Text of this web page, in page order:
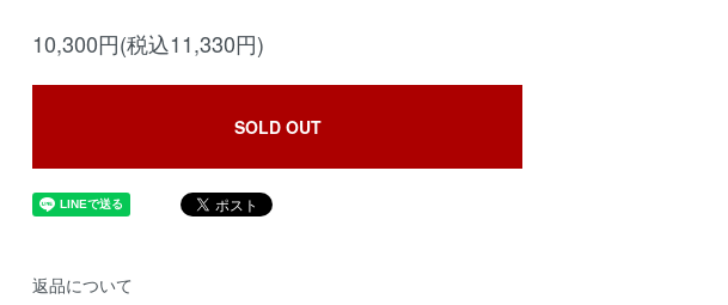
10,300円(税込11,330円)
SOLD OUT
返品について